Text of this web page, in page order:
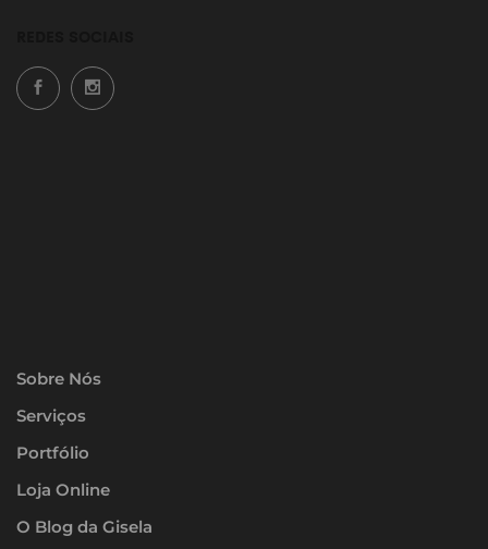
Sobre Nós
Serviços
Portfólio
Loja Online
O Blog da Gisela